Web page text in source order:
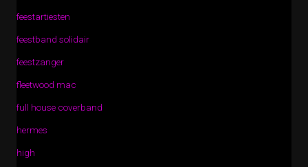
feestartiesten
feestband solidair
feestzanger
fleetwood mac
full house coverband
hermes
high